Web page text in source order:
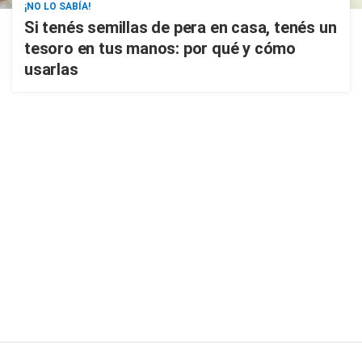
¡NO LO SABÍA!
Si tenés semillas de pera en casa, tenés un
tesoro en tus manos: por qué y cómo
usarlas